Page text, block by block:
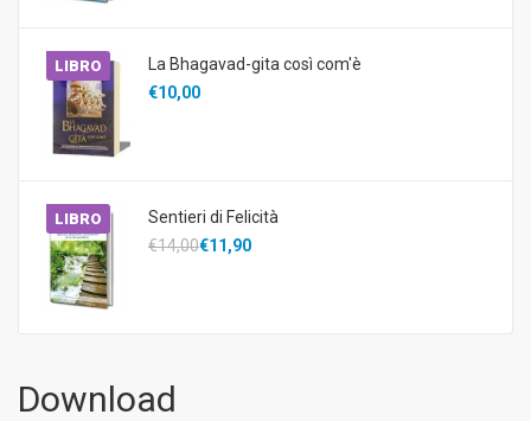
LIBRO
La Bhagavad-gita così com'è
€10,00
LIBRO
Sentieri di Felicità
€14,00€11,90
Download